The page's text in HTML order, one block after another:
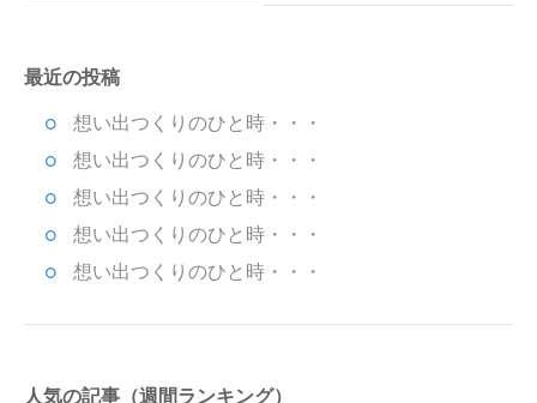
最近の投稿
想い出つくりのひと時・・・
想い出つくりのひと時・・・
想い出つくりのひと時・・・
想い出つくりのひと時・・・
想い出つくりのひと時・・・
人気の記事（週間ランキング）